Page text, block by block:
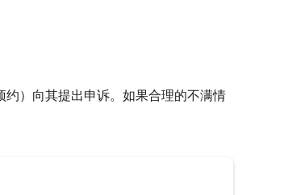
）向其提出申诉。如果合理的不满情